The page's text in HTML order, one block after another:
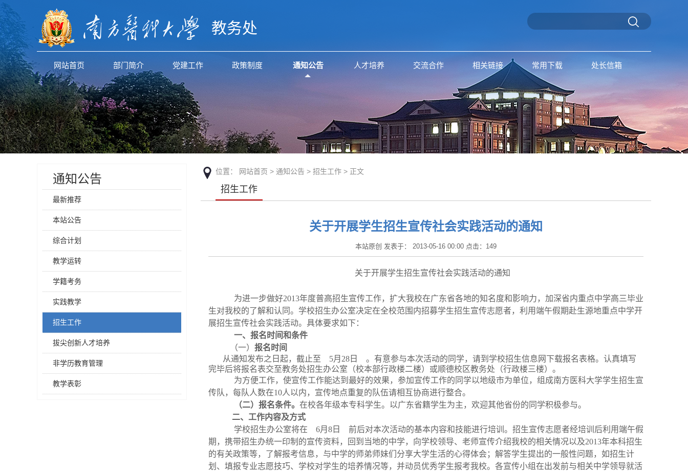
教务处
网站首页 部门简介 党建工作 政策制度 通知公告 人才培养 交流合作 相关链接 常用下载 处长信箱
通知公告
最新推荐
本站公告
综合计划
教学运转
学籍考务
实践教学
招生工作
拔尖创新人才培养
非学历教育管理
教学表彰
位置： 网站首页 > 通知公告 > 招生工作 > 正文
招生工作
关于开展学生招生宣传社会实践活动的通知
本站原创 发表于： 2013-05-16 00:00 点击： 149
关于开展学生招生宣传社会实践活动的通知
为进一步做好2013年度普高招生宣传工作，扩大我校在广东省各地的知名度和影响力，加深省内重点中学高三毕业
生对我校的了解和认同。学校招生办公室决定在全校范围内招募学生招生宣传志愿者，利用端午假期赴生源地重点中学开
展招生宣传社会实践活动。具体要求如下：
一、报名时间和条件
（一） 报名时间
从通知发布之日起，截止至
5月 28 日 。有意参与本次活动的同学，请到学校招生信息网下载报名表格。认真填写
完毕后将报名表交至教务处招生办公室（校本部行政楼二楼）或顺德校区教务处（行政楼三楼）。
为方便工作，使宣传工作能达到最好的效果，参加宣传工作的同学以地级市为单位，组成南方医科大学学生招生宣
传队，每队人数在10人以内，宣传地点重复的队伍请相互协商进行整合。
（二）报名条件。 在校各年级本专科学生。以广东省籍学生为主，欢迎其他省份的同学积极参与。
二、工作内容及方式
学校招生办公室将在 6月 8 日 前后对本次活动的基本内容和技能进行培训。招生宣传志愿者经培训后利用端午假
期，携带招生办统一印制的宣传资料，回到当地的中学，向学校领导、老师宣传介绍我校的相关情况以及2013年本科招生
的有关政策等，了解报考信息，与中学的师弟师妹们分享大学生活的心得体会；解答学生提出的一般性问题，如招生计
划、填报专业志愿技巧、学校对学生的培养情况等，并动员优秀学生报考我校。各宣传小组在出发前与相关中学领导就活